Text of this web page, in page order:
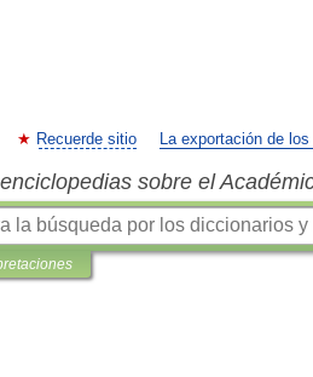
Recuerde sitio La exportación de
sobre el